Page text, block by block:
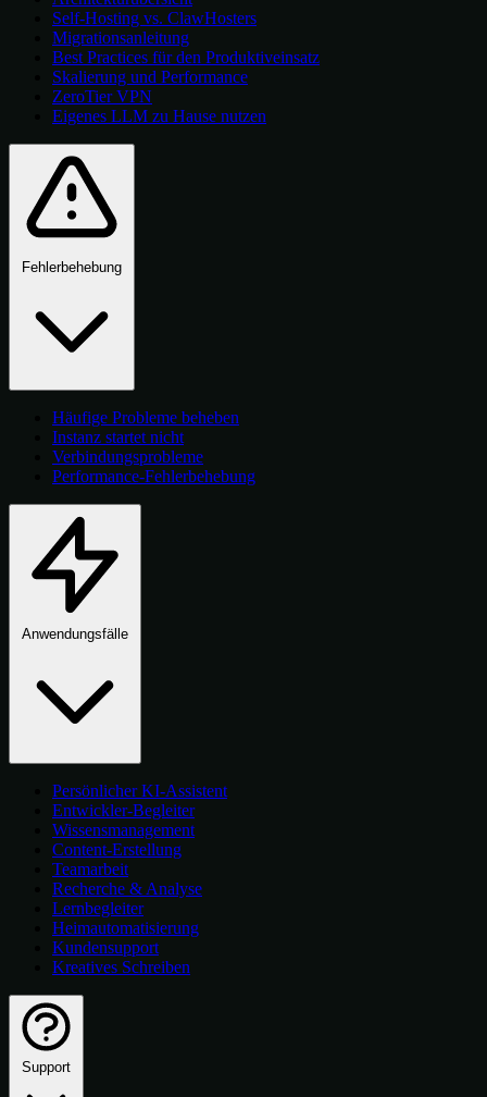
Self-Hosting vs. ClawHosters
Migrationsanleitung
Best Practices für den Produktiveinsatz
Skalierung und Performance
ZeroTier VPN
Eigenes LLM zu Hause nutzen
Fehlerbehebung
Häufige Probleme beheben
Instanz startet nicht
Verbindungsprobleme
Performance-Fehlerbehebung
Anwendungsfälle
Persönlicher KI-Assistent
Entwickler-Begleiter
Wissensmanagement
Content-Erstellung
Teamarbeit
Recherche & Analyse
Lernbegleiter
Heimautomatisierung
Kundensupport
Kreatives Schreiben
Support